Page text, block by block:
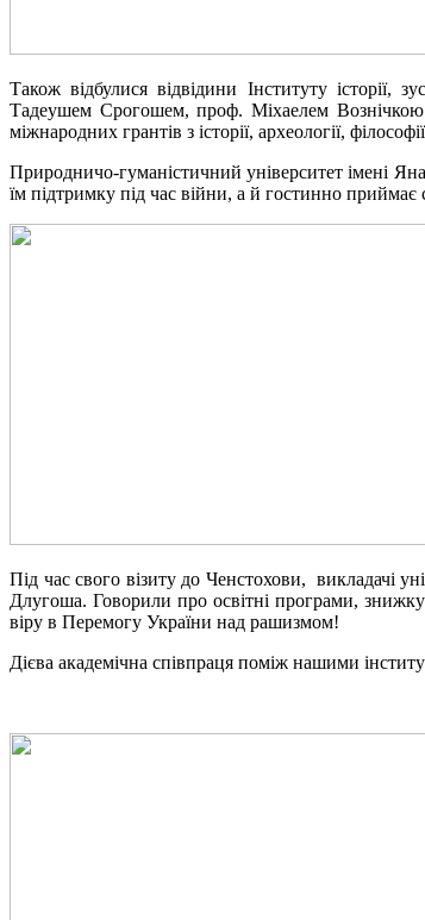
Також відбулися відвідини Інституту
Тадеушем Срогошем, проф. Міхаелем
міжнародних грантів з історії, археології,
Природничо-гуманістичний університет імені
їм підтримку під час війни, а й гостинно приймає
Під час свого візиту до Ченстохови, викладачі
Длугоша. Говорили про освітні програми,
віру в Перемогу України над рашизмом!
Дієва академічна співпраця поміж нашими